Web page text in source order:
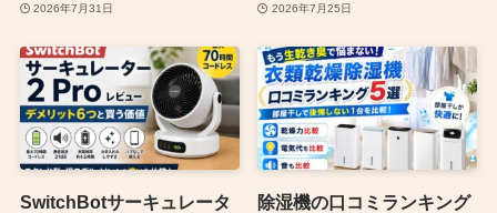
2026年7月31日 2026年7月25日
SwitchBotサーキュレータ
除湿機の口コミランキング